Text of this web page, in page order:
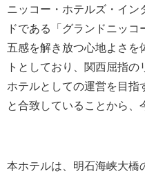
ニッコー・ホテルズ・イン
ドである「グランドニッコ
五感を解き放つ心地よさを
トとしており、関西屈指
ホテルとしての運営を目指
と合致していることから、
本ホテルは、明石海峡大橋